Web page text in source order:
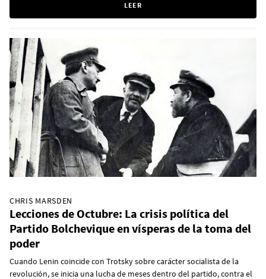
LEER
CHRIS MARSDEN
Lecciones de Octubre: La crisis política del
Partido Bolchevique en vísperas de la toma del
poder
Cuando Lenin coincide con Trotsky sobre carácter socialista de la
revolución, se inicia una lucha de meses dentro del partido, contra el